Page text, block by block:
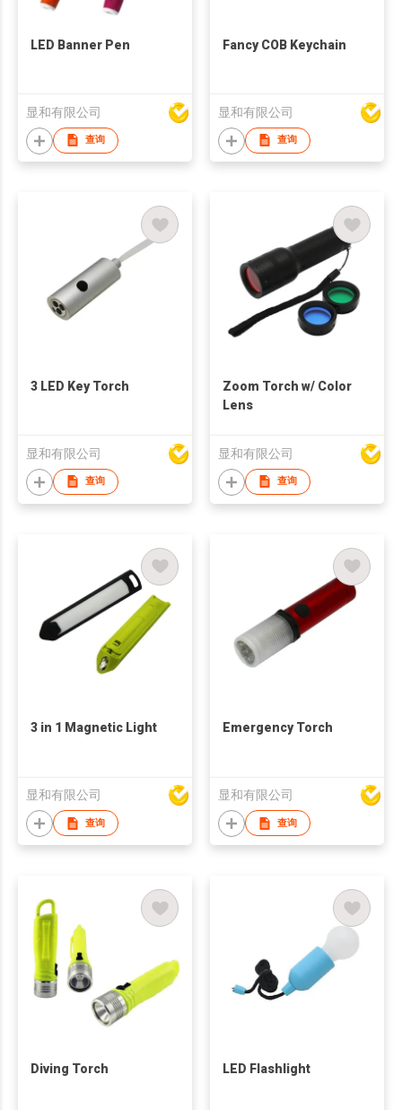
LED Banner Pen
显和有限公司
查询
Fancy COB Keychain
显和有限公司
查询
3 LED Key Torch
显和有限公司
查询
Zoom Torch w/ Color
Lens
显和有限公司
查询
3 in 1 Magnetic Light
显和有限公司
查询
Emergency Torch
显和有限公司
查询
Diving Torch LED Flashlight